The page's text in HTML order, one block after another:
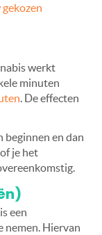
werkt
minuten
. De effecten
beginnen en dan
je het
een
nemen. Hiervan